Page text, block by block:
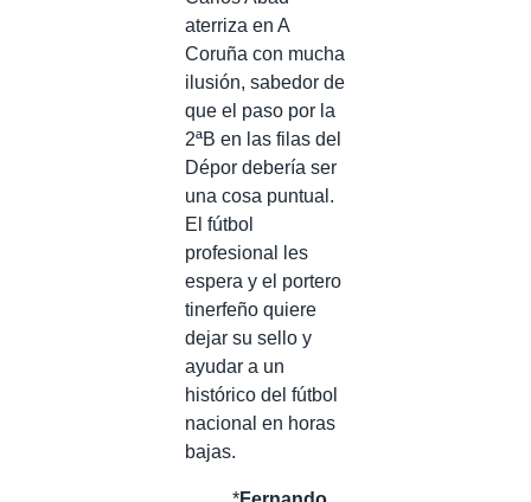
aterriza en A
Coruña con mucha
ilusión, sabedor de
que el paso por la
2ªB en las filas del
Dépor debería ser
una cosa puntual.
El fútbol
profesional les
espera y el portero
tinerfeño quiere
dejar su sello y
ayudar a un
histórico del fútbol
nacional en horas
bajas.